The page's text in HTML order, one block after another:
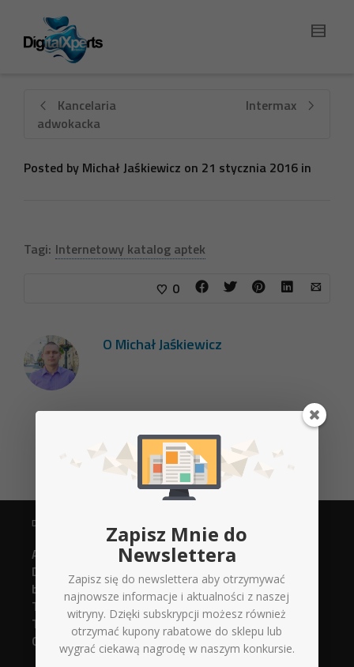
Kancelaria
adwokacka
Intermax
Posted by Michał Jaśkiewicz on 21 stycznia 2016 in
Tagi: Internetowy katalog aptek
0
O Michał Jaśkiewicz
DANE KONTAKTOWE
Agencja Reklamowa
Digital Xperts
biuro@d-x.pl
Tel. 737748919 (strony www)
Tel. 737748918 (serwis + sklep)
Górnicza 12/14 lokal 005
Zapisz Mnie do
Newslettera
Zapisz się do newslettera aby otrzymywać
najnowsze informacje i aktualności z naszej
witryny. Dzięki subskrypcji możesz również
otrzymać kupony rabatowe do sklepu lub
wygrać ciekawą nagrodę w naszym konkursie.